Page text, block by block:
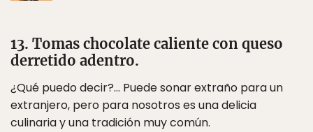
13. Tomas chocolate caliente con queso
derretido adentro.
¿Qué puedo decir?… Puede sonar extraño para un
extranjero, pero para nosotros es una delicia
culinaria y una tradición muy común.